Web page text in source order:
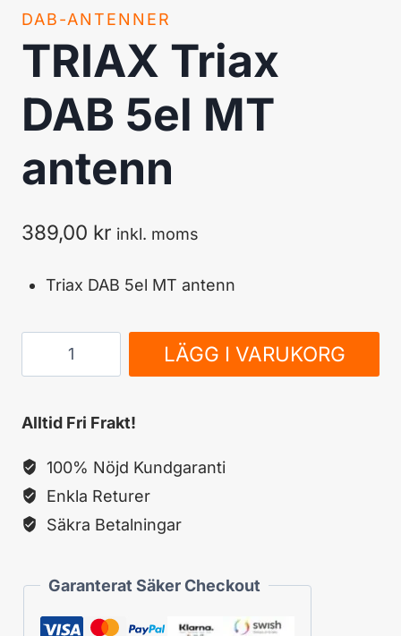
DAB-ANTENNER
TRIAX Triax
DAB 5el MT
antenn
389,00 kr inkl. moms
Triax DAB 5el MT antenn
Triax
5el
MT
antenn
mängd
LÄGG I VARUKORG
Alltid Fri Frakt!
100% Nöjd Kundgaranti
Enkla Returer
Säkra Betalningar
Garanterat Säker Checkout